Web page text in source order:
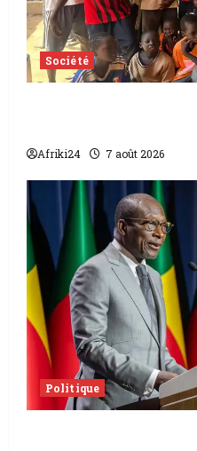
Société
Afriki24 7 août 2026
Politique